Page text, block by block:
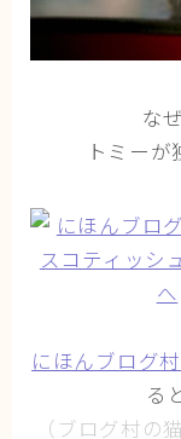
な
トミー
にほんブログ村
る
（ブログ村の